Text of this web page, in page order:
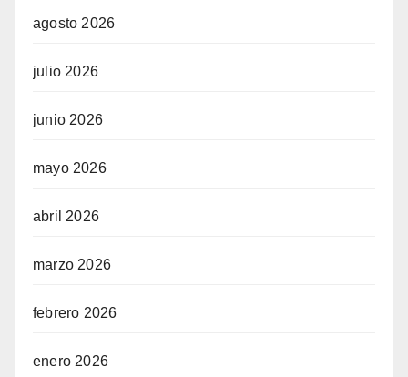
agosto 2026
julio 2026
junio 2026
mayo 2026
abril 2026
marzo 2026
febrero 2026
enero 2026